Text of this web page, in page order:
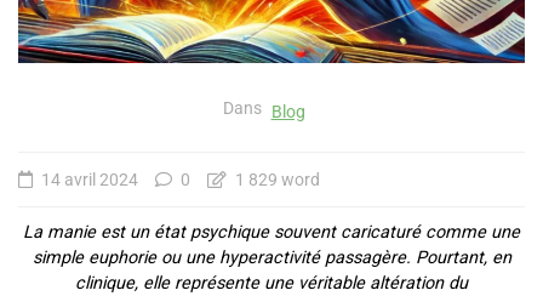
Dans Blog
14 avril 2024 0 1 829 word
La manie est un état psychique souvent caricaturé comme une
simple euphorie ou une hyperactivité passagère. Pourtant, en
clinique, elle représente une véritable altération du